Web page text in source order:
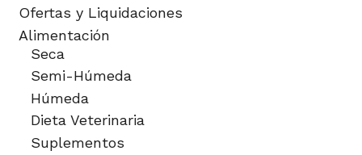
Ofertas y Liquidaciones
Alimentación
Seca
Semi-Húmeda
Húmeda
Dieta Veterinaria
Suplementos